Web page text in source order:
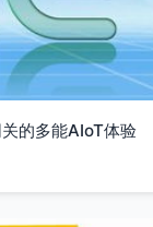
的多能AIoT体验